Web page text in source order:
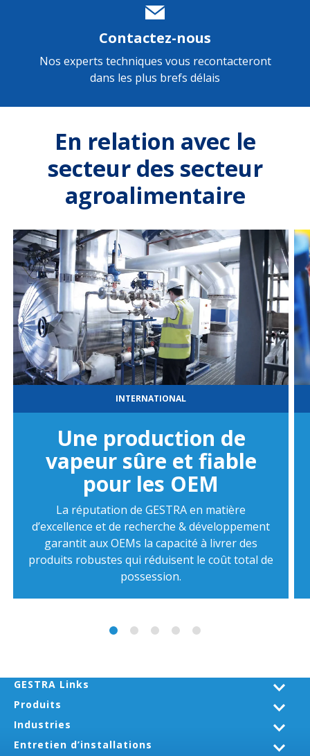
Contactez-nous
Nos experts techniques vous recontacteront
dans les plus brefs délais
En relation avec le
secteur des secteur
agroalimentaire
INTERNATIONAL
Une production de
vapeur sûre et fiable
pour les OEM
La réputation de GESTRA en matière
d’excellence et de recherche & développement
garantit aux OEMs la capacité à livrer des
produits robustes qui réduisent le coût total de
possession.
GESTRA Links
Produits
Industries
Entretien d’installations